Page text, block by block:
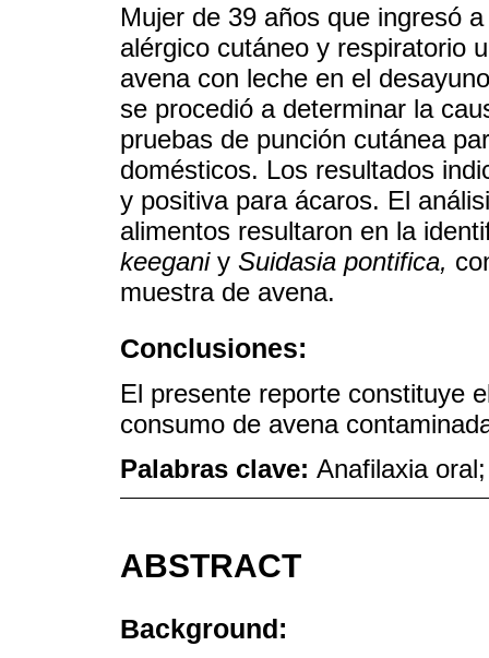
Mujer de 39 años que ingresó
alérgico cutáneo y respiratorio
avena con leche en el
se procedió a determinar la
pruebas de punción cutánea
domésticos. Los resultados
y positiva para ácaros. El
alimentos resultaron en la
keeganiy Suidasia pontifica,
muestra de avena.
Conclusiones:
El presente reporte constituye
consumo de avena
Palabras clave: Anafilaxia
ABSTRACT
Background: